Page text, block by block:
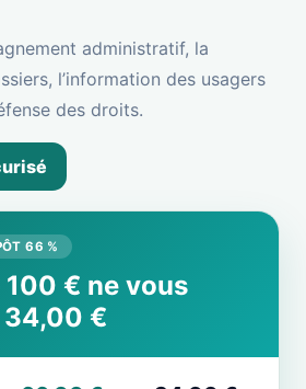
administratif, la
l’information des usagers
des droits.
66 %
100 € ne vous
34,00 €